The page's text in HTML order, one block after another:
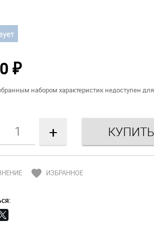
₽
набором характеристик недоступен для
+
favorite ИЗБРАННОЕ